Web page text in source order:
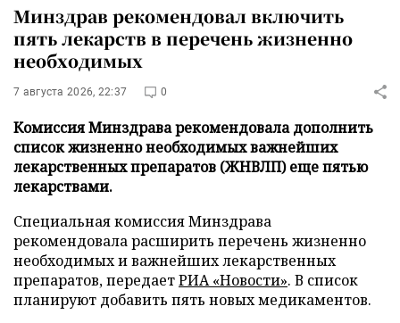
Минздрав рекомендовал включить
пять лекарств в перечень жизненно
необходимых
7 августа 2026, 22:37 0
Комиссия Минздрава рекомендовала дополнить
список жизненно необходимых важнейших
лекарственных препаратов (ЖНВЛП) еще пятью
лекарствами.
Специальная комиссия Минздрава
рекомендовала расширить перечень жизненно
необходимых и важнейших лекарственных
препаратов, передаетРИА «Новости». В список
планируют добавить пять новых медикаментов.